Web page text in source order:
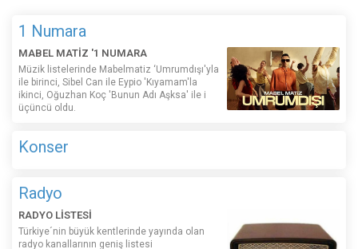
1 Numara
MABEL MATİZ '1 NUMARA
Müzik listelerinde Mabelmatiz ‘Umrumdışı'yla
ile birinci, Sibel Can ile Eypio 'Kıyamam'la
ikinci, Oğuzhan Koç 'Bunun Adı Aşksa' ile i
üçüncü oldu.
Konser
Radyo
RADYO LİSTESİ
Türkiye´nin büyük kentlerinde yayında olan
radyo kanallarının geniş listesi